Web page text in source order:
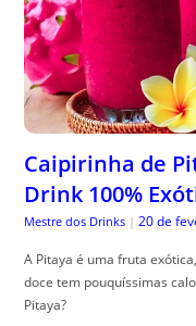
Caipirinha de
Drink 100%
Mestre dos Drinks | 20 de
A Pitaya é uma fruta
doce tem pouquíssimas
Pitaya?